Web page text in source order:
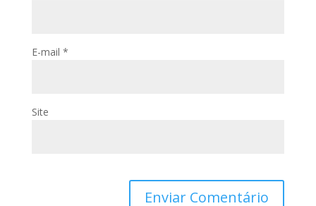
E-mail *
Site